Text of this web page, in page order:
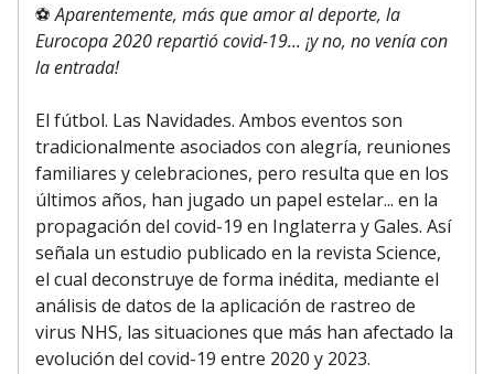
⚽Aparentemente, más que amor al deporte, la
Eurocopa 2020 repartió covid-19... ¡y no, no venía con
la entrada!
El fútbol. Las Navidades. Ambos eventos son
tradicionalmente asociados con alegría, reuniones
familiares y celebraciones, pero resulta que en los
últimos años, han jugado un papel estelar... en la
propagación del covid-19 en Inglaterra y Gales. Así
señala un estudio publicado en la revista Science,
el cual deconstruye de forma inédita, mediante el
análisis de datos de la aplicación de rastreo de
virus NHS, las situaciones que más han afectado la
evolución del covid-19 entre 2020 y 2023.